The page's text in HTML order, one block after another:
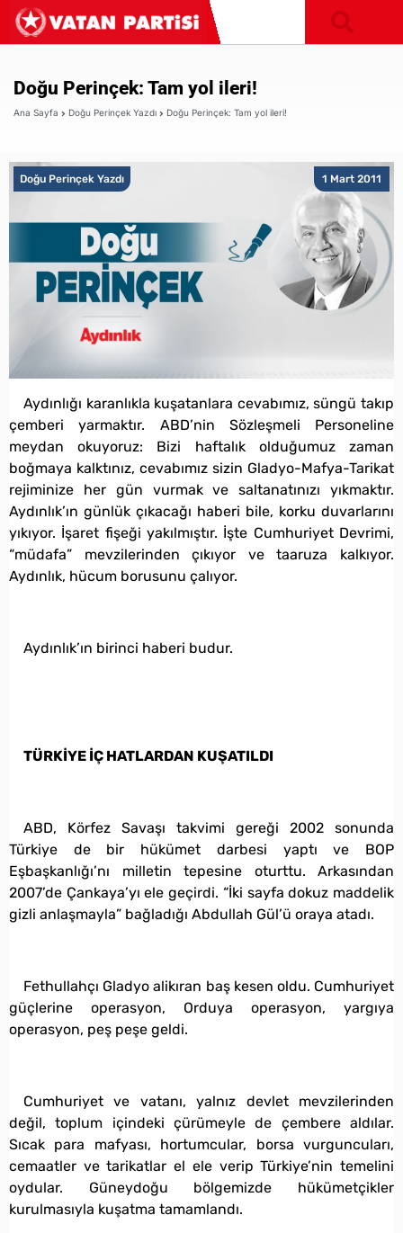
Doğu Perinçek: Tam yol ileri!
Ana Sayfa Doğu Perinçek Yazdı Doğu Perinçek: Tam yol ileri!
1 Mart 2011
Doğu Perinçek Yazdı
Aydınlığı karanlıkla kuşatanlara cevabımız, süngü takıp
çemberi yarmaktır. ABD’nin Sözleşmeli Personeline
meydan okuyoruz: Bizi haftalık olduğumuz zaman
boğmaya kalktınız, cevabımız sizin Gladyo-Mafya-Tarikat
rejiminize her gün vurmak ve saltanatınızı yıkmaktır.
Aydınlık’ın günlük çıkacağı haberi bile, korku duvarlarını
yıkıyor. İşaret fişeği yakılmıştır. İşte Cumhuriyet Devrimi,
“müdafa” mevzilerinden çıkıyor ve taaruza kalkıyor.
Aydınlık, hücum borusunu çalıyor.
Aydınlık’ın birinci haberi budur.
TÜRKİYE İÇ HATLARDAN KUŞATILDI
ABD, Körfez Savaşı takvimi gereği 2002 sonunda
Türkiye de bir hükümet darbesi yaptı ve BOP
Eşbaşkanlığı’nı milletin tepesine oturttu. Arkasından
2007’de Çankaya’yı ele geçirdi. “İki sayfa dokuz maddelik
gizli anlaşmayla” bağladığı Abdullah Gül’ü oraya atadı.
Fethullahçı Gladyo alikıran baş kesen oldu. Cumhuriyet
güçlerine operasyon, Orduya operasyon, yargıya
operasyon, peş peşe geldi.
Cumhuriyet ve vatanı, yalnız devlet mevzilerinden
değil, toplum içindeki çürümeyle de çembere aldılar.
Sıcak para mafyası, hortumcular, borsa vurguncuları,
cemaatler ve tarikatlar el ele verip Türkiye’nin temelini
oydular. Güneydoğu bölgemizde hükümetçikler
kurulmasıyla kuşatma tamamlandı.